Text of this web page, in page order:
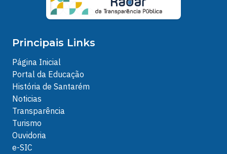
Principais Links
Página Inicial
Portal da Educação
História de Santarém
Noticias
Transparência
Turismo
Ouvidoria
e-SIC